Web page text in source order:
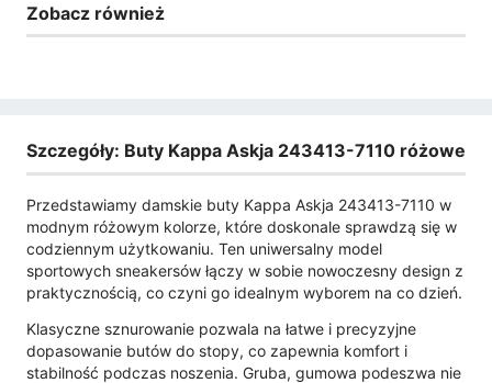
Zobacz również
Szczegóły: Buty Kappa Askja 243413-7110 różowe
Przedstawiamy damskie buty Kappa Askja 243413-7110 w
modnym różowym kolorze, które doskonale sprawdzą się w
codziennym użytkowaniu. Ten uniwersalny model
sportowych sneakersów łączy w sobie nowoczesny design z
praktycznością, co czyni go idealnym wyborem na co dzień.
Klasyczne sznurowanie pozwala na łatwe i precyzyjne
dopasowanie butów do stopy, co zapewnia komfort i
stabilność podczas noszenia. Gruba, gumowa podeszwa nie